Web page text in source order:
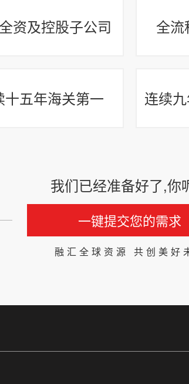
资及控股子公司 全流
十五年海关第一 连续
我们已经准备好了,你
一键提交您的需求
融汇全球资源 共创美好